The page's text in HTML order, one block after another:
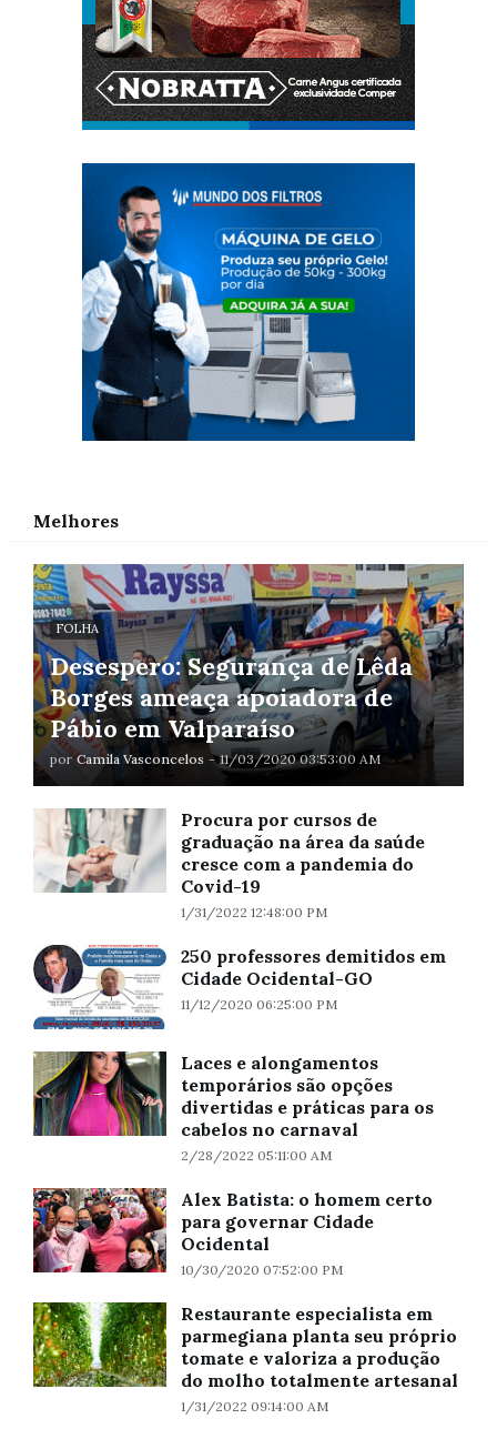
Melhores
FOLHA
Desespero: Segurança de Lêda
Borges ameaça apoiadora de
Pábio em Valparaíso
por Camila Vasconcelos - 11/03/2020 03:53:00 AM
Procura por cursos de
graduação na área da saúde
cresce com a pandemia do
Covid-19
1/31/2022 12:48:00 PM
250 professores demitidos em
Cidade Ocidental-GO
11/12/2020 06:25:00 PM
Laces e alongamentos
temporários são opções
divertidas e práticas para os
cabelos no carnaval
2/28/2022 05:11:00 AM
Alex Batista: o homem certo
para governar Cidade
Ocidental
10/30/2020 07:52:00 PM
Restaurante especialista em
parmegiana planta seu próprio
tomate e valoriza a produção
do molho totalmente artesanal
1/31/2022 09:14:00 AM